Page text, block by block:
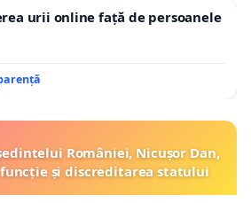
urii online față de persoanele
României, Nicușor Dan,
și discreditarea statului